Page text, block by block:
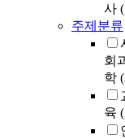
사
주제분류
회
학
육